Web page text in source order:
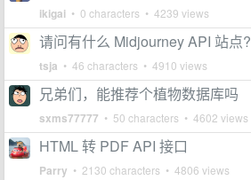
ikigai • 0 characters • 4239 views
请问有什么 Midjourney API 站点?
tsja • 46 characters • 4910 views
兄弟们，能推荐个植物数据库吗
sxms77777 • 50 characters • 4602 views
HTML 转 PDF API 接口
Parry • 2130 characters • 4806 views